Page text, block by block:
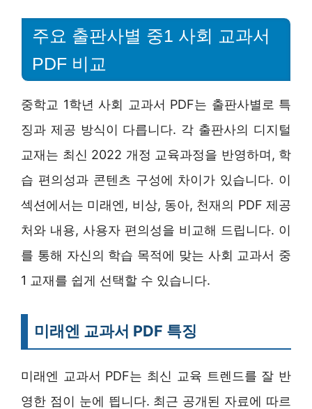
주요 출판사별 중1 사회 교과서
PDF 비교
중학교 1학년 사회 교과서 PDF는 출판사별로 특
징과 제공 방식이 다릅니다. 각 출판사의 디지털
교재는 최신 2022 개정 교육과정을 반영하며, 학
습 편의성과 콘텐츠 구성에 차이가 있습니다. 이
섹션에서는 미래엔, 비상, 동아, 천재의 PDF 제공
처와 내용, 사용자 편의성을 비교해 드립니다. 이
를 통해 자신의 학습 목적에 맞는 사회 교과서 중
1 교재를 쉽게 선택할 수 있습니다.
미래엔 교과서 PDF 특징
미래엔 교과서 PDF는 최신 교육 트렌드를 잘 반
영한 점이 눈에 띕니다. 최근 공개된 자료에 따르